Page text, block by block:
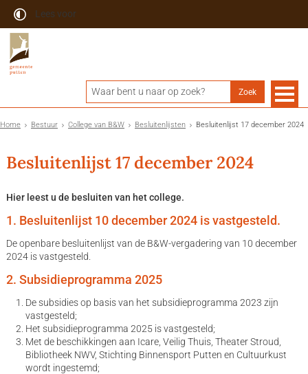
Lees voor
Home Bestuur College van B&W Besluitenlijsten Besluitenlijst 17 december 2024
Besluitenlijst 17 december 2024
Hier leest u de besluiten van het college.
1. Besluitenlijst 10 december 2024 is vastgesteld.
De openbare besluitenlijst van de B&W-vergadering van 10 december
2024 is vastgesteld.
2. Subsidieprogramma 2025
De subsidies op basis van het subsidieprogramma 2023 zijn
vastgesteld;
Het subsidieprogramma 2025 is vastgesteld;
Met de beschikkingen aan Icare, Veilig Thuis, Theater Stroud,
Bibliotheek NWV, Stichting Binnensport Putten en Cultuurkust
wordt ingestemd;